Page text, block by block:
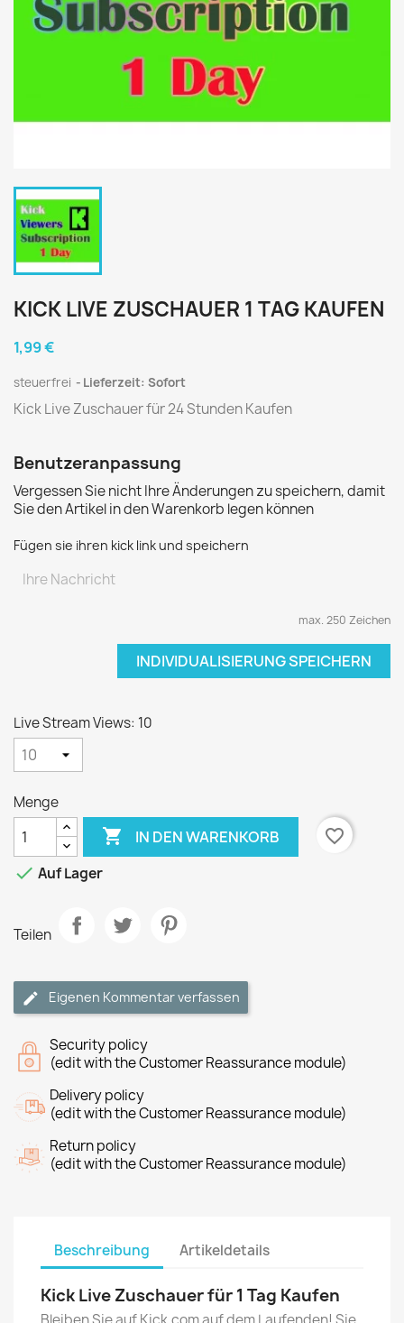
KICK LIVE ZUSCHAUER 1 TAG KAUFEN
1,99 €
steuerfrei Lieferzeit: Sofort
Kick Live Zuschauer für 24 Stunden Kaufen
Benutzeranpassung
Vergessen Sie nicht Ihre Änderungen zu speichern, damit
Sie den Artikel in den Warenkorb legen können
Fügen sie ihren kick link und speichern
max. 250 Zeichen
INDIVIDUALISIERUNG SPEICHERN
Live Stream Views: 10
Menge
 IN DEN WARENKORB
favorite_border
 Auf Lager
Teilen
Eigenen Kommentar verfassen
Security policy
(edit with the Customer Reassurance module)
Delivery policy
(edit with the Customer Reassurance module)
Return policy
(edit with the Customer Reassurance module)
Beschreibung Artikeldetails
Kick Live Zuschauer für 1 Tag Kaufen